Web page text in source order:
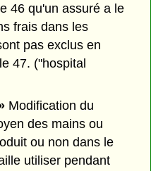
46 qu'un assuré a le
frais dans les
pas exclus en
47. ("hospital
Modification du
des mains ou
ou non dans le
utiliser pendant